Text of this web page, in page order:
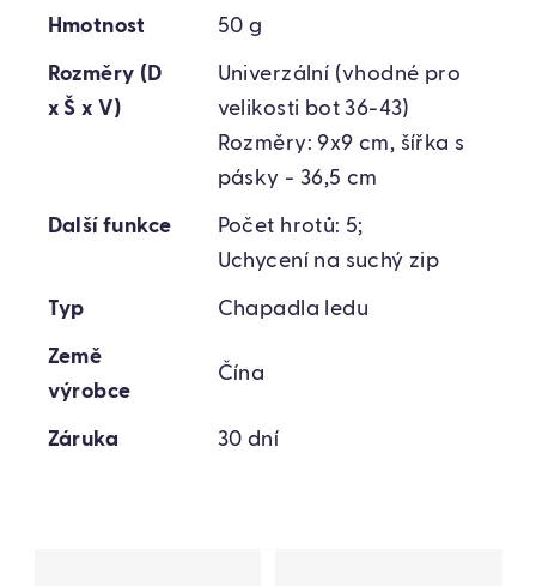
Hmotnost 50 g
Rozměry (D
x Š x V)
Univerzální (vhodné pro
velikosti bot 36-43)
Rozměry: 9x9 cm, šířka s
pásky - 36,5 cm
Další funkce
Počet hrotů: 5;
Uchycení na suchý zip
Typ Chapadla ledu
Země
výrobce
Čína
Záruka 30 dní